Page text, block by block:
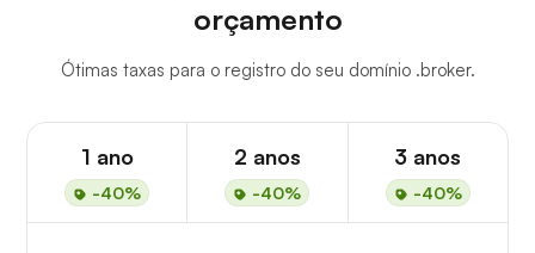
orçamento
Ótimas taxas para o registro do seu domínio .broker.
1 ano
-40%
2 anos
-40%
3 anos
-40%